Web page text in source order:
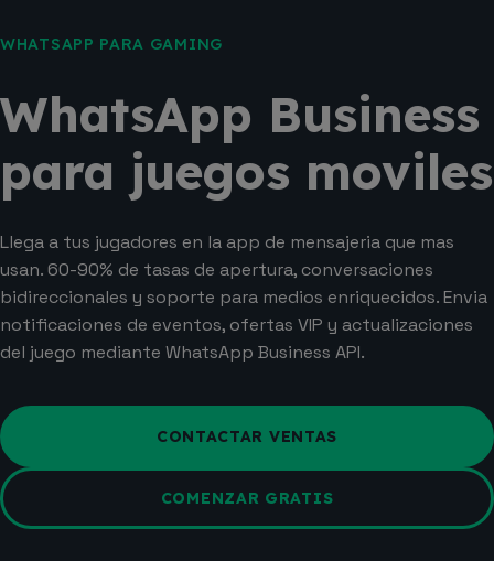
WHATSAPP PARA GAMING
WhatsApp Business
para juegos moviles
Llega a tus jugadores en la app de mensajeria que mas
usan. 60-90% de tasas de apertura, conversaciones
bidireccionales y soporte para medios enriquecidos. Envia
notificaciones de eventos, ofertas VIP y actualizaciones
del juego mediante WhatsApp Business API.
CONTACTAR VENTAS
COMENZAR GRATIS